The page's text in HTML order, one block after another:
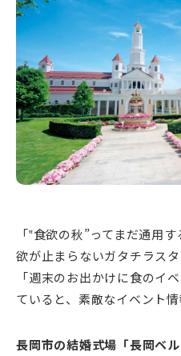
忘新年会・歓送迎会
「‟食欲の秋”ってまだ通用
欲が止まらないガタチラスタ
「週末のお出かけに食のイ
ていると、素敵なイベント
長岡市の結婚式場「長岡ベ